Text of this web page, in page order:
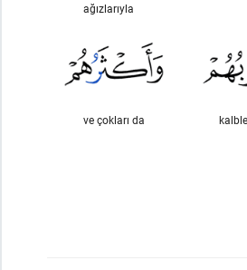
ağızlarıyla
ve çokları da